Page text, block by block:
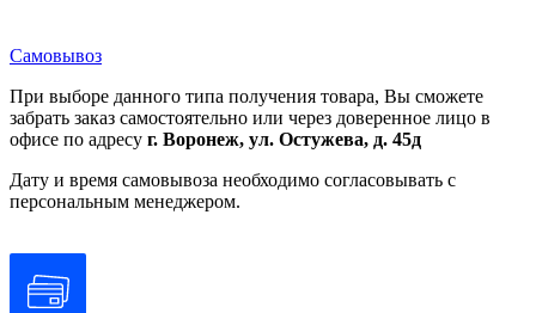
Самовывоз
При выборе данного типа получения товара, Вы сможете
забрать заказ самостоятельно или через доверенное лицо в
офисе по адресу г. Воронеж, ул. Остужева, д. 45д
Дату и время самовывоза необходимо согласовывать с
персональным менеджером.